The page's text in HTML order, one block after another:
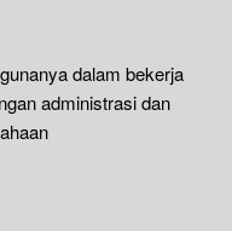
dalam bekerja
administrasi dan